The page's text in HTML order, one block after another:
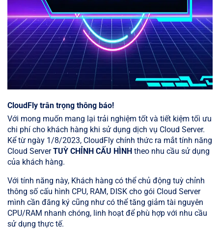
CloudFly trân trọng thông báo!
Với mong muốn mang lại trải nghiệm tốt và tiết kiệm tối ưu
chi phí cho khách hàng khi sử dụng dịch vụ Cloud Server.
Kể từ ngày 1/8/2023, CloudFly chính thức ra mắt tính năng
Cloud ServerTUỲ CHỈNH CẤU HÌNH theo nhu cầu sử dụng
của khách hàng.
Với tính năng này, Khách hàng có thể chủ động tuỳ chỉnh
thông số cấu hình CPU, RAM, DISK cho gói Cloud Server
mình cần đăng ký cũng như có thể tăng giảm tài nguyên
CPU/RAM nhanh chóng, linh hoạt để phù hợp với nhu cầu
sử dụng thực tế.